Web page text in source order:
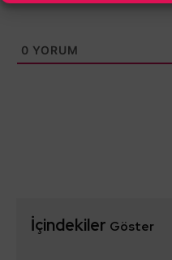
0 YORUM
İçindekiler Göster